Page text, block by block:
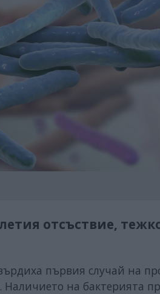
отсъствие,
първия случай на
. Наличието на бактерията